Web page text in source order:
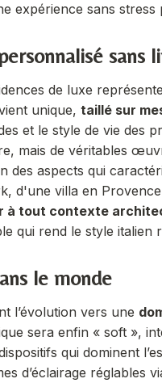
expérience sans
sans
de luxe
unique, taillé sur
et le style de vie des
mais de véritables
des aspects qui
d'une villa en
à tout contexte
qui rend le style italien
le monde
l’évolution vers une
sera enfin « soft »,
qui dominent
d’éclairage réglables